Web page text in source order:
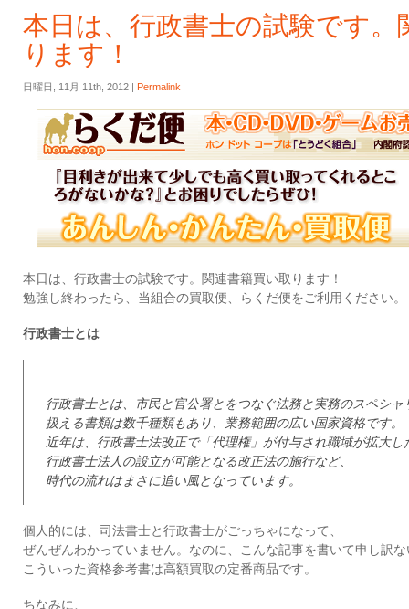
本日は、行政書士の試験です。
ります！
日曜日, 11月 11th, 2012 | Permalink
本日は、行政書士の試験です。関連書籍買い取ります！
勉強し終わったら、当組合の買取便、らくだ便をご利用ください。
行政書士とは
行政書士とは、市民と官公署とをつなぐ法務と実務のスペシャ
扱える書類は数千種類もあり、業務範囲の広い国家資格です。
近年は、行政書士法改正で「代理権」が付与され職域が拡大し
行政書士法人の設立が可能となる改正法の施行など、
時代の流れはまさに追い風となっています。
個人的には、司法書士と行政書士がごっちゃになって、
ぜんぜんわかっていません。なのに、こんな記事を書いて申し訳
こういった資格参考書は高額買取の定番商品です。
ちなみに、